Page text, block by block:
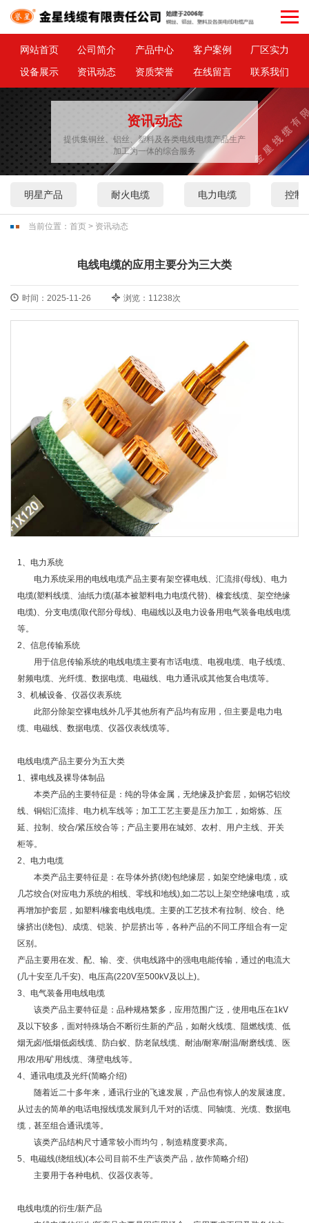
网站首页 公司简介 产品中心 客户案例
厂区实力
设备展示
资讯动态 资质荣誉 在线留言 联系我们
资讯动态
提供集铜丝、铝丝、塑料及各类电线电缆产品生产
加工为一体的综合服务
明星产品 耐火电缆 电力电缆 控制
当前位置： 首页 > 资讯动态
电线电缆的应用主要分为三大类
时间：2025-11-26 浏览：11238次
1、电力系统
电力系统采用的电线电缆产品主要有架空裸电线、汇流排(母线)、电力
电缆(塑料线缆、油纸力缆(基本被塑料电力电缆代替)、橡套线缆、架空绝缘
电缆)、分支电缆(取代部分母线)、电磁线以及电力设备用电气装备电线电缆
等。
2、信息传输系统
用于信息传输系统的电线电缆主要有市话电缆、电视电缆、电子线缆、
射频电缆、光纤缆、数据电缆、电磁线、电力通讯或其他复合电缆等。
3、机械设备、仪器仪表系统
此部分除架空裸电线外几乎其他所有产品均有应用，但主要是电力电
缆、电磁线、数据电缆、仪器仪表线缆等。
电线电缆产品主要分为五大类
1、裸电线及裸导体制品
本类产品的主要特征是：纯的导体金属，无绝缘及护套层，如钢芯铝绞
线、铜铝汇流排、电力机车线等；加工工艺主要是压力加工，如熔炼、压
延、拉制、绞合/紧压绞合等；产品主要用在城郊、农村、用户主线、开关
柜等。
2、电力电缆
本类产品主要特征是：在导体外挤(绕)包绝缘层，如架空绝缘电缆，或
几芯绞合(对应电力系统的相线、零线和地线),如二芯以上架空绝缘电缆，或
再增加护套层，如塑料/橡套电线电缆。主要的工艺技术有拉制、绞合、绝
缘挤出(绕包)、成缆、铠装、护层挤出等，各种产品的不同工序组合有一定
区别。
产品主要用在发、配、输、变、供电线路中的强电电能传输，通过的电流大
(几十安至几千安)、电压高(220V至500kV及以上)。
3、电气装备用电线电缆
该类产品主要特征是：品种规格繁多，应用范围广泛，使用电压在1kV
及以下较多，面对特殊场合不断衍生新的产品，如耐火线缆、阻燃线缆、低
烟无卤/低烟低卤线缆、防白蚁、防老鼠线缆、耐油/耐寒/耐温/耐磨线缆、医
用/农用/矿用线缆、薄壁电线等。
4、通讯电缆及光纤(简略介绍)
随着近二十多年来，通讯行业的飞速发展，产品也有惊人的发展速度。
从过去的简单的电话电报线缆发展到几千对的话缆、同轴缆、光缆、数据电
缆，甚至组合通讯缆等。
该类产品结构尺寸通常较小而均匀，制造精度要求高。
5、电磁线(绕组线)(本公司目前不生产该类产品，故作简略介绍)
主要用于各种电机、仪器仪表等。
电线电缆的衍生/新产品